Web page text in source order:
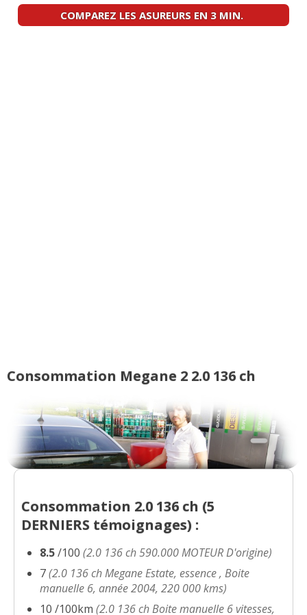
km Ann(1 )
15/20
2.0 16v 136 ch 153000, 2004, sport
18/20 2.0 16v 136 ch 2003 115000kms(0
2.0 16v 136 ch 52000KM anée2006
18/20 2.0 136 ch(0 )
COMPAREZ LES ASUREURS EN 3 MIN.
Consommation Megane 2 2.0 136 ch
Consommation 2.0 136 ch (5
DERNIERS témoignages) :
8.5 /100(2.0 136 ch 590.000 MOTEUR D'origine)
7(2.0 136 ch Megane Estate, essence , Boite
manuelle 6, année 2004, 220 000 kms)
10 /100km(2.0 136 ch Boite manuelle 6 vitesses,